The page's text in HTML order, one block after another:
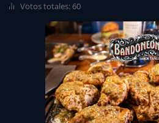
Votos totales: 60